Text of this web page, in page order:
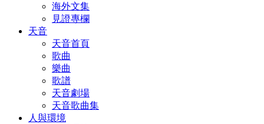
海外文集
見證專欄
天音
天音首頁
歌曲
樂曲
歌譜
天音劇場
天音歌曲集
人與環境